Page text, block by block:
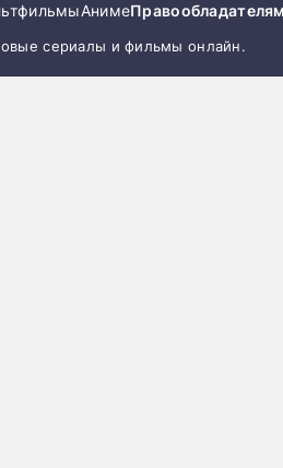
Аниме
сериалы и фильмы онлайн.